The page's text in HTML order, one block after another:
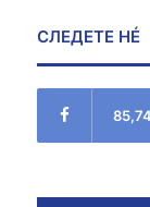
СЛЕДЕТЕ НÉ